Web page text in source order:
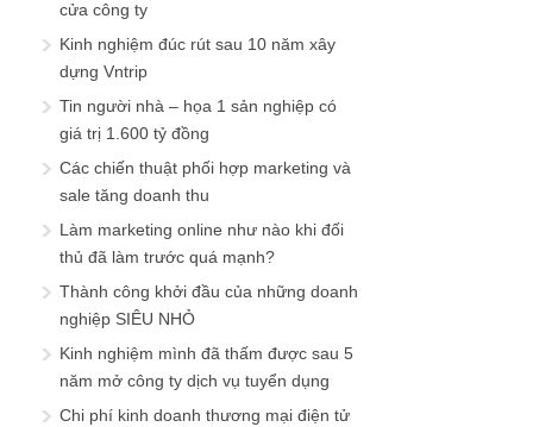
cửa công ty
Kinh nghiệm đúc rút sau 10 năm xây
dựng Vntrip
Tin người nhà – họa 1 sản nghiệp có
giá trị 1.600 tỷ đồng
Các chiến thuật phối hợp marketing và
sale tăng doanh thu
Làm marketing online như nào khi đối
thủ đã làm trước quá mạnh?
Thành công khởi đầu của những doanh
nghiệp SIÊU NHỎ
Kinh nghiệm mình đã thấm được sau 5
năm mở công ty dịch vụ tuyển dụng
Chi phí kinh doanh thương mại điện tử